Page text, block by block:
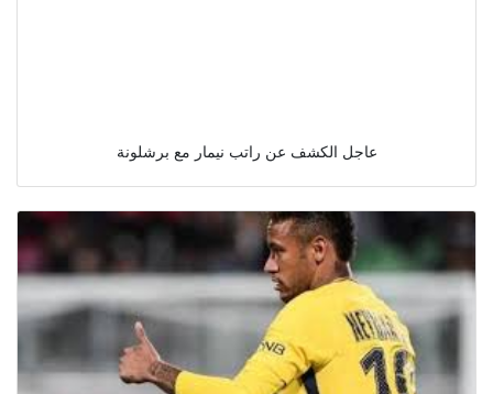
عاجل الكشف عن راتب نيمار مع برشلونة